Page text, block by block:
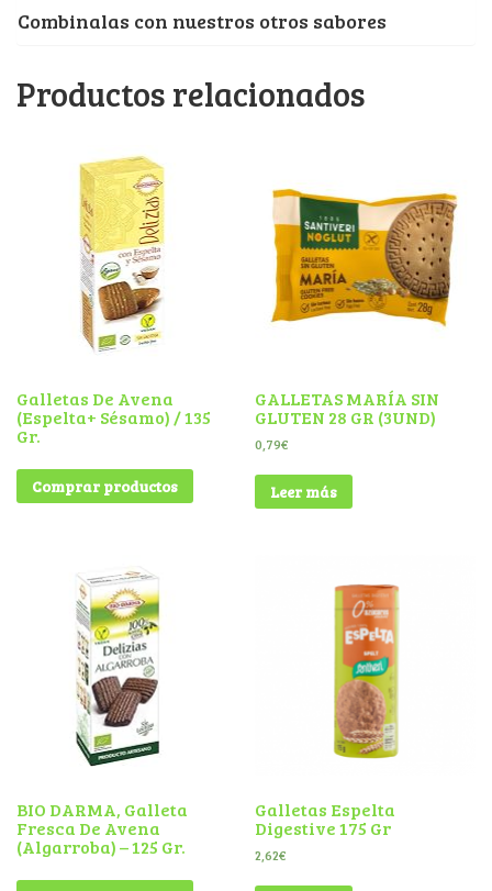
Combinalas con nuestros otros sabores
Productos relacionados
Galletas De Avena
(Espelta+ Sésamo) / 135
Gr.
Comprar productos
GALLETAS MARÍA SIN
GLUTEN 28 GR (3UND)
0,79€
Leer más
BIO DARMA, Galleta
Fresca De Avena
(Algarroba) – 125 Gr.
Galletas Espelta
Digestive 175 Gr
2,62€